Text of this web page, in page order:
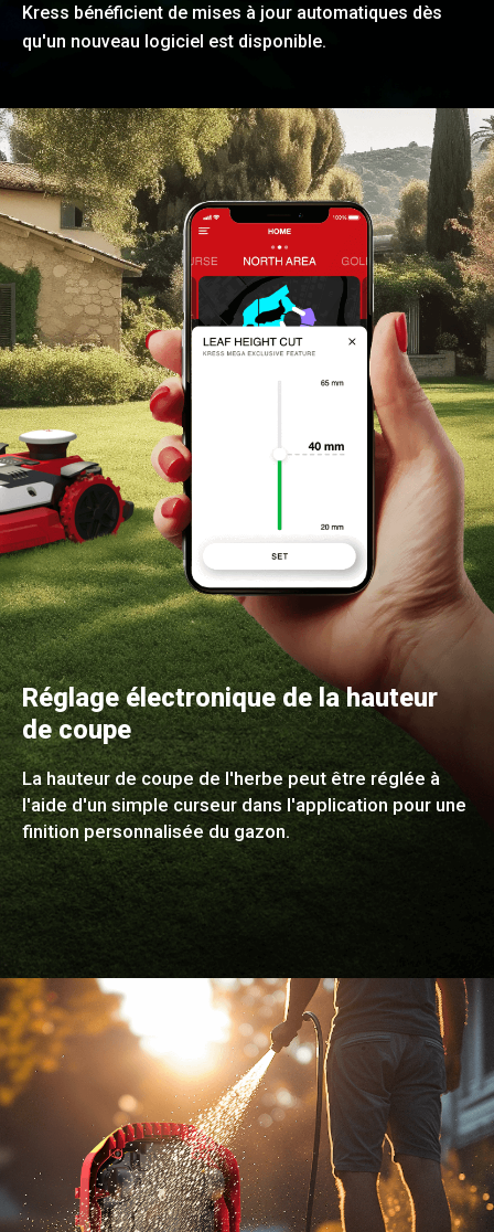
Kress bénéficient de mises à jour automatiques dès
qu'un nouveau logiciel est disponible.
Réglage électronique de la hauteur
de coupe
La hauteur de coupe de l'herbe peut être réglée à
l'aide d'un simple curseur dans l'application pour une
finition personnalisée du gazon.